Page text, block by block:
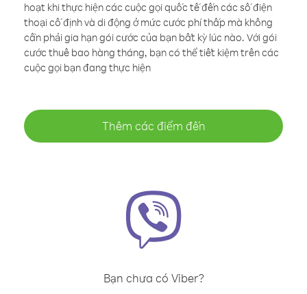
hoạt khi thực hiện các cuộc gọi quốc tế đến các số điện
thoại cố định và di động ở mức cước phí thấp mà không
cần phải gia hạn gói cước của bạn bất kỳ lúc nào. Với gói
cước thuê bao hàng tháng, bạn có thể tiết kiệm trên các
cuộc gọi bạn đang thực hiện
Thêm các điểm đến
Bạn chưa có Viber?